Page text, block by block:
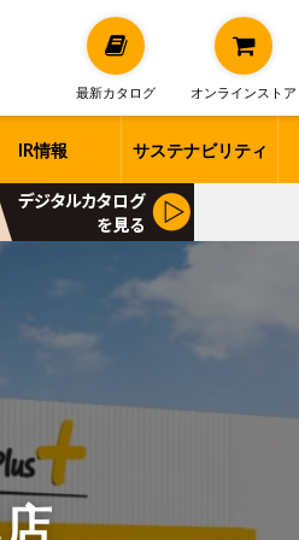
最新カタログ オンラインストア
IR情報 サステナビリティ